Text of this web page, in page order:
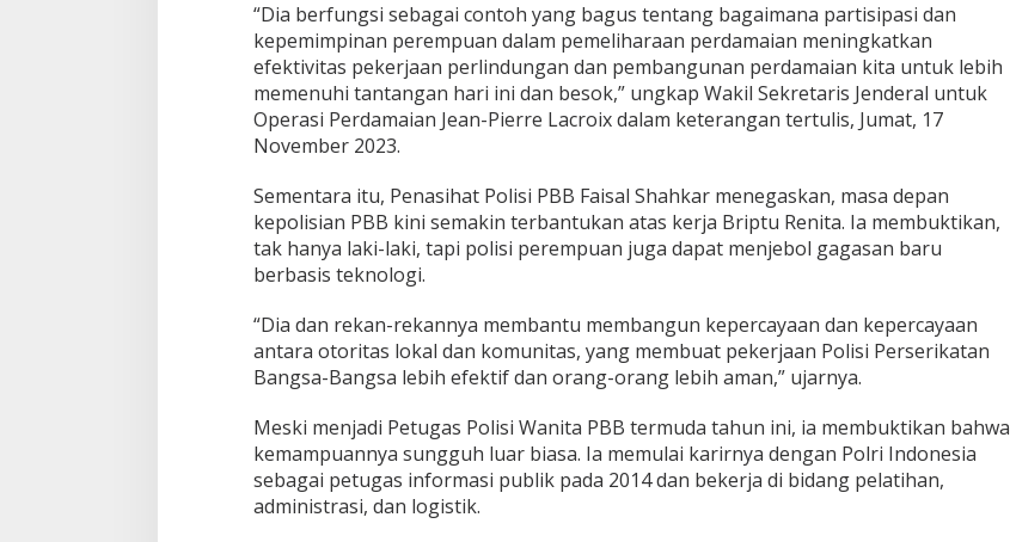
“Dia berfungsi sebagai contoh yang bagus tentang bagaimana partisipasi dan
kepemimpinan perempuan dalam pemeliharaan perdamaian meningkatkan
efektivitas pekerjaan perlindungan dan pembangunan perdamaian kita untuk lebih
memenuhi tantangan hari ini dan besok,” ungkap Wakil Sekretaris Jenderal untuk
Operasi Perdamaian Jean-Pierre Lacroix dalam keterangan tertulis, Jumat, 17
November 2023.
Sementara itu, Penasihat Polisi PBB Faisal Shahkar menegaskan, masa depan
kepolisian PBB kini semakin terbantukan atas kerja Briptu Renita. Ia membuktikan,
tak hanya laki-laki, tapi polisi perempuan juga dapat menjebol gagasan baru
berbasis teknologi.
“Dia dan rekan-rekannya membantu membangun kepercayaan dan kepercayaan
antara otoritas lokal dan komunitas, yang membuat pekerjaan Polisi Perserikatan
Bangsa-Bangsa lebih efektif dan orang-orang lebih aman,” ujarnya.
Meski menjadi Petugas Polisi Wanita PBB termuda tahun ini, ia membuktikan bahwa
kemampuannya sungguh luar biasa. Ia memulai karirnya dengan Polri Indonesia
sebagai petugas informasi publik pada 2014 dan bekerja di bidang pelatihan,
administrasi, dan logistik.